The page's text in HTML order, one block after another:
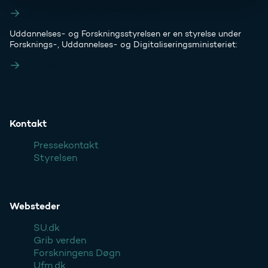
Uddannelses- og Forskningsstyrelsen er en styrelse under
Forsknings-, Uddannelses- og Digitaliseringsministeriet:
Kontakt
Pressekontakt
Styrelsen
Websteder
SU.dk
Grib verden
Forskningens Døgn
Ufm.dk